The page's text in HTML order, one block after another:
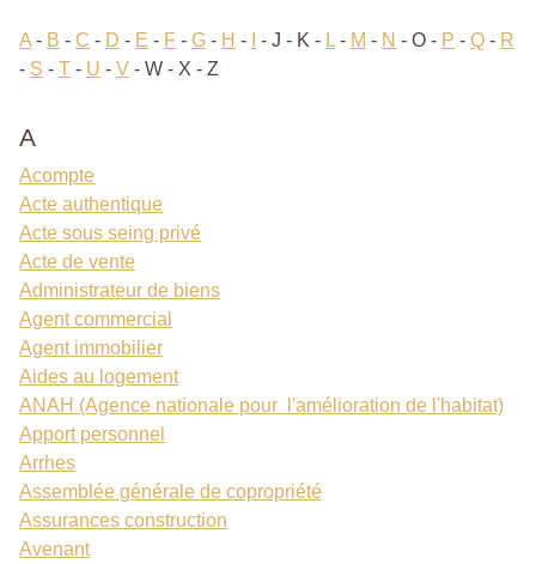
A - B - C - D - E - F - G - H - - J - K - L - M - N - O - P - Q - R
- S - T - U - V - W - X - Z
A
Acompte
Acte authentique
Acte sous seing privé
Acte de vente
Administrateur de biens
Agent commercial
Agent immobilier
Aides au logement
ANAH (Agence nationale pour l'amélioration de l'habitat)
Apport personnel
Arrhes
Assemblée générale de copropriété
Assurances construction
Avenant